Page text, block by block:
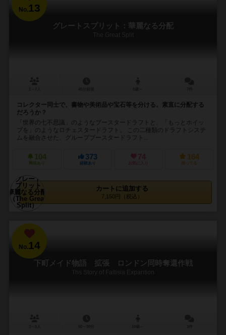
No.13
グレートスプリット：華麗なる分配
The Great Split
コレクター同士で、書物や美術品や宝石等を分ける。素直に分配する
だろうか？
「世界の七不思議」のようなブースタードラフトと、「もっとホイッ
プを」のようなロチェスタードラフト。 この二種類のドラフトシステ
ムを融合させた、グループブースタードラフト...
104
興味あり
373
経験あり
74
お気に入り
164
持ってる
カートに追加する
7,150円（税込）
No.14
下町メイド物語 拡張 ロンドン同時奪還作戦
Ths Story of Faltisia Expantion